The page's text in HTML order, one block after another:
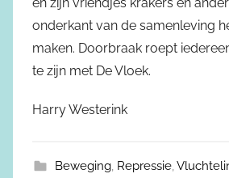
onderkant van de samenleving
maken. Doorbraak roept
te zijn met De Vloek.
Harry Westerink
Beweging, Repressie,